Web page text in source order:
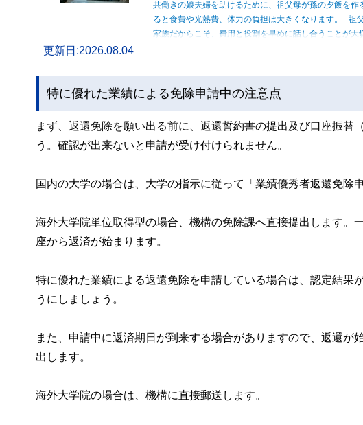
共働きの娘夫婦を助けるために、祖父母が孫の夕飯を
ると食費や光熱費、体力の負担は大きくなります。 祖
家族だからこそ、費用と役割を早めに話し合うことが大
更新日:2026.08.04
特に優れた業績による免除申請中の注意点
まず、返還免除を願い出る前に、返還誓約書の提出及び口座振替
う。確認が出来ないと申請が受け付けられません。
国内の大学の場合は、大学の指示に従って「業績優秀者返還免除
海外大学院単位取得型の場合、機構の免除課へ直接提出します。
座から返済が始まります。
特に優れた業績による返還免除を申請している場合は、認定結果
うにしましょう。
また、申請中に返済期日が到来する場合がありますので、返還
出します。
海外大学院の場合は、機構に直接郵送します。